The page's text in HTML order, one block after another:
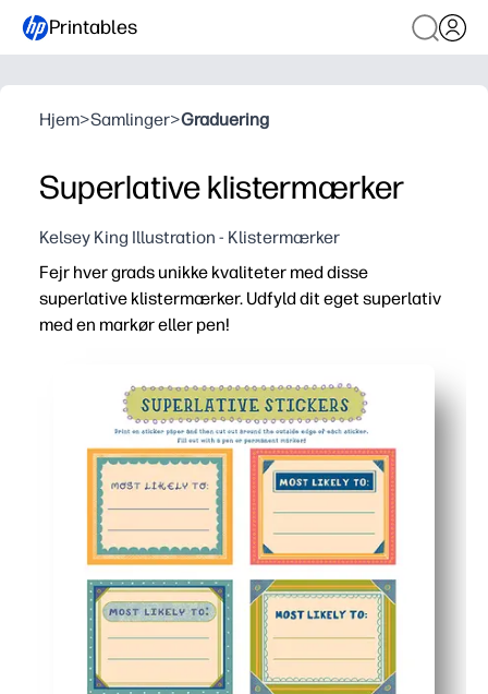
Printables
Hjem>Samlinger>Graduering
Superlative klistermærker
Kelsey King Illustration - Klistermærker
Fejr hver grads unikke kvaliteter med disse
superlative klistermærker. Udfyld dit eget superlativ
med en markør eller pen!
Blanketter, der kan tilpasses, giver dig mulighed for
Øger engagementet - børn lyser op, poserer for fotos
Fleksibel udskrivning - brug klistermærkepapir til